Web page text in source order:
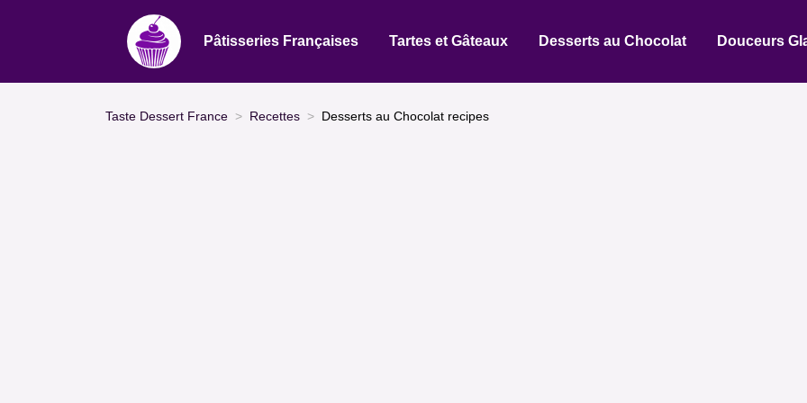
Pâtisseries Françaises Tartes et Gâteaux Desserts au Chocolat Douceurs
Taste Dessert France Recettes Desserts au Chocolat recipes